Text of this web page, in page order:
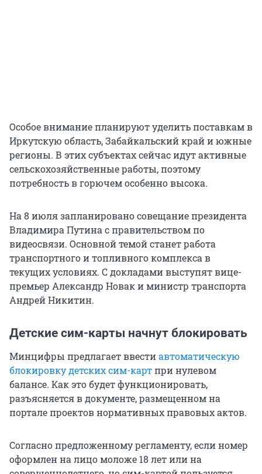
Особое внимание планируют уделить поставкам в
Иркутскую область, Забайкальский край и южные
регионы. В этих субъектах сейчас идут активные
сельскохозяйственные работы, поэтому
потребность в горючем особенно высока.
На 8 июля запланировано совещание президента
Владимира Путина с правительством по
видеосвязи. Основной темой станет работа
транспортного и топливного комплекса в
текущих условиях. С докладами выступят вице-
премьер Александр Новак и министр транспорта
Андрей Никитин.
Детские сим-карты начнут блокировать
Минцифры предлагает ввестиавтоматическую
блокировку детских сим-картпри нулевом
балансе. Как это будет функционировать,
разъясняется в документе, размещенном на
портале проектов нормативных правовых актов.
Согласно предложенному регламенту, если номер
оформлен на лицо моложе 18 лет или на